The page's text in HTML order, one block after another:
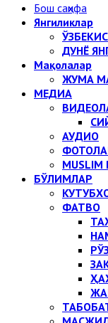
Бош саҳифа
Янгиликлар
ДУНЁ
Мақолалар
ЖУМА
МЕДИА
АУДИО
MUSLIM
БЎЛИМЛАР
ФАТВО